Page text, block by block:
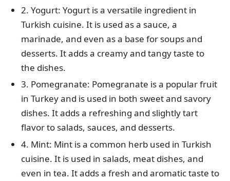
2. Yogurt: Yogurt is a versatile ingredient in
Turkish cuisine. It is used as a sauce, a
marinade, and even as a base for soups and
desserts. It adds a creamy and tangy taste to
the dishes.
3. Pomegranate: Pomegranate is a popular fruit
in Turkey and is used in both sweet and savory
dishes. It adds a refreshing and slightly tart
flavor to salads, sauces, and desserts.
4. Mint: Mint is a common herb used in Turkish
cuisine. It is used in salads, meat dishes, and
even in tea. It adds a fresh and aromatic taste to